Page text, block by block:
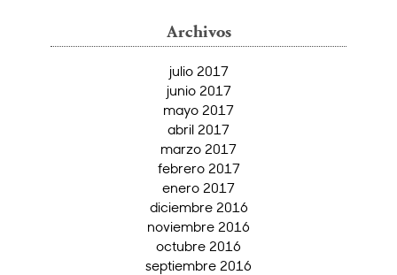
Archivos
julio 2017
junio 2017
mayo 2017
abril 2017
marzo 2017
febrero 2017
enero 2017
diciembre 2016
noviembre 2016
octubre 2016
septiembre 2016